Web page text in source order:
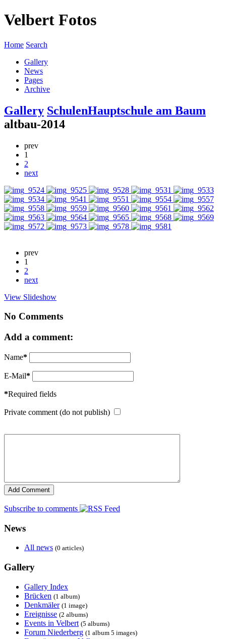
Velbert Fotos
Home Search
Gallery
News
Pages
Archive
Gallery SchulenHauptschule am Baum
altbau-2014
prev
1
2
next
prev
1
2
next
View Slideshow
No Comments
Add a comment:
Name*
E-Mail*
*Required fields
Private comment (do not publish)
Subscribe to comments
News
All news (0 articles)
Gallery
Gallery Index
Brücken (1 album)
Denkmäler (1 image)
Ereignisse (2 albums)
Events in Velbert (5 albums)
Forum Niederberg (1 album 5 images)